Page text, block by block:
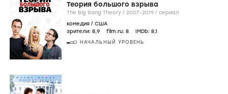
Теория большого взрыва
The Big Bang Theory / 2007-2019 / сериал
комедия / США
зрители: 8,9 film.ru: 8 IMDb: 8,1
НАЧАЛЬНЫЙ УРОВЕНЬ